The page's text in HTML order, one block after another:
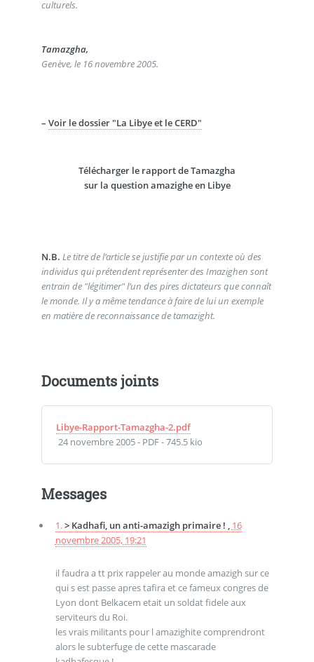
culturels.
Tamazgha,
Genève, le 16 novembre 2005.
– Voir le dossier "La Libye et le CERD"
Télécharger le rapport de Tamazgha
sur la question amazighe en Libye
N.B. Le titre de l’article se justifie par un contexte où des
individus qui prétendent représenter des Imazighen sont
entrain de "légitimer" l’un des pires dictateurs que connaît
le monde. Il y a même tendance à faire de lui un exemple
en matière de reconnaissance de tamazight.
Documents joints
Libye-Rapport-Tamazgha-2.pdf
24 novembre 2005- PDF-745.5 kio
Messages
1.> Kadhafi, un anti-amazigh primaire ! , 16
novembre 2005, 19:21
il faudra a tt prix rappeler au monde amazigh sur ce
qui s est passe apres tafira et ce fameux congres de
Lyon dont Belkacem etait un soldat fidele aux
serviteurs du Roi.
les vrais militants pour l amazighite comprendront
alors le subterfuge de cette mascarade